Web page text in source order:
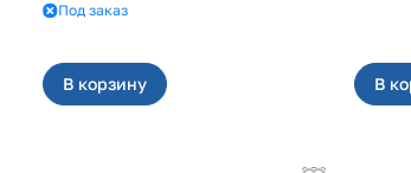
Под заказ
В корзину В